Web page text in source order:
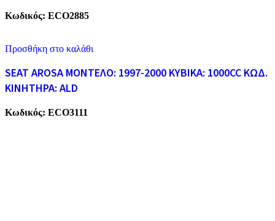
Κωδικός: ECO2885
Προσθήκη στο καλάθι
SEAT AROSA ΜΟΝΤΕΛΟ: 1997-2000 ΚΥΒΙΚΑ: 1000CC ΚΩΔ.
ΚΙΝΗΤΗΡΑ: ALD
Κωδικός: ECO3111